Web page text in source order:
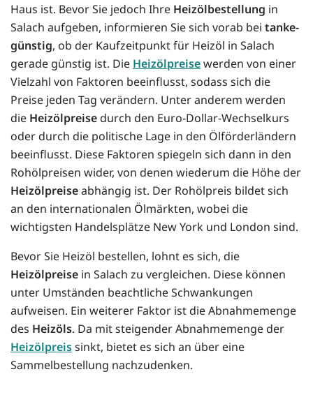
Haus ist. Bevor Sie jedoch Ihre Heizölbestellung in
Salach aufgeben, informieren Sie sich vorab bei tanke-
günstig, ob der Kaufzeitpunkt für Heizöl in Salach
gerade günstig ist. Die Heizölpreisewerden von einer
Vielzahl von Faktoren beeinflusst, sodass sich die
Preise jeden Tag verändern. Unter anderem werden
die Heizölpreise durch den Euro-Dollar-Wechselkurs
oder durch die politische Lage in den Ölförderländern
beeinflusst. Diese Faktoren spiegeln sich dann in den
Rohölpreisen wider, von denen wiederum die Höhe der
Heizölpreiseabhängig ist. Der Rohölpreis bildet sich
an den internationalen Ölmärkten, wobei die
wichtigsten Handelsplätze New York und London sind.
Bevor Sie Heizöl bestellen, lohnt es sich, die
Heizölpreise in Salach zu vergleichen. Diese können
unter Umständen beachtliche Schwankungen
aufweisen. Ein weiterer Faktor ist die Abnahmemenge
des Heizöls. Da mit steigender Abnahmemenge der
Heizölpreissinkt, bietet es sich an über eine
Sammelbestellung nachzudenken.